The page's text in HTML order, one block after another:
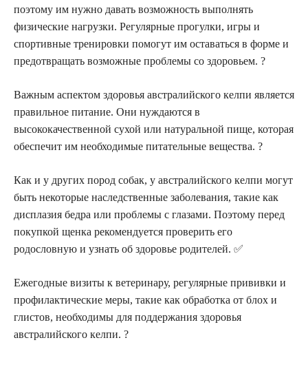
поэтому им нужно давать возможность выполнять
физические нагрузки. Регулярные прогулки, игры и
спортивные тренировки помогут им оставаться в форме и
предотвращать возможные проблемы со здоровьем. ?
Важным аспектом здоровья австралийского келпи является
правильное питание. Они нуждаются в
высококачественной сухой или натуральной пище, которая
обеспечит им необходимые питательные вещества. ?
Как и у других пород собак, у австралийского келпи могут
быть некоторые наследственные заболевания, такие как
дисплазия бедра или проблемы с глазами. Поэтому перед
покупкой щенка рекомендуется проверить его
родословную и узнать об здоровье родителей. ✅
Ежегодные визиты к ветеринару, регулярные прививки и
профилактические меры, такие как обработка от блох и
глистов, необходимы для поддержания здоровья
австралийского келпи. ?